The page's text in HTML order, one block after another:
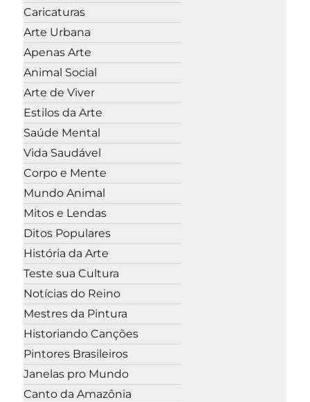
Caricaturas
Arte Urbana
Apenas Arte
Animal Social
Arte de Viver
Estilos da Arte
Saúde Mental
Vida Saudável
Corpo e Mente
Mundo Animal
Mitos e Lendas
Ditos Populares
História da Arte
Teste sua Cultura
Notícias do Reino
Mestres da Pintura
Historiando Canções
Pintores Brasileiros
Janelas pro Mundo
Canto da Amazônia